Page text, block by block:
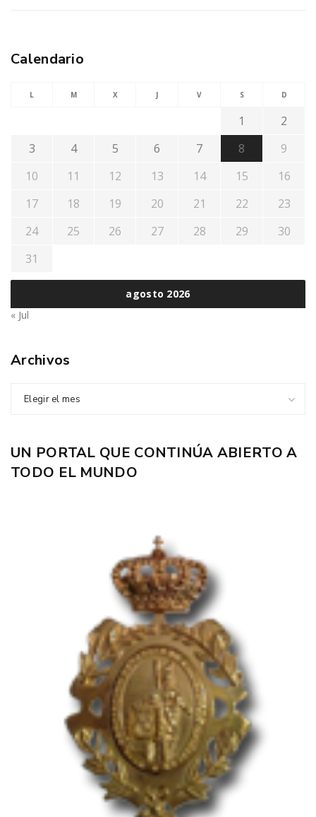
Calendario
agosto 2026
L M X J V S D
1
2
3
4 5 6 7 8
9
10
11 12 13 14 15
16
17
18 19 20 21 22
23
24
25 26 27 28 29
30
31
« Jul
Archivos
Elegir el mes
UN PORTAL QUE CONTINÚA ABIERTO A
TODO EL MUNDO